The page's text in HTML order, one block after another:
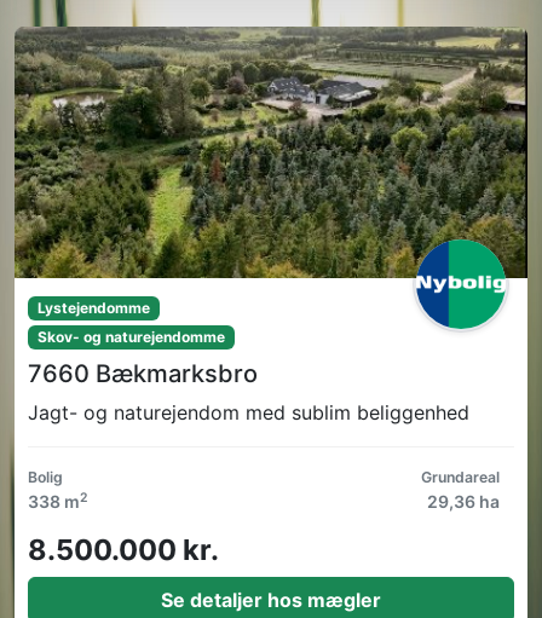
Lystejendomme
Skov- og naturejendomme
7660 Bækmarksbro
Jagt- og naturejendom med sublim beliggenhed
Bolig
338 m2
Grundareal
29,36 ha
8.500.000 kr.
Se detaljer hos mægler